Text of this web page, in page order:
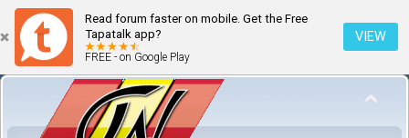
Read forum faster on mobile. Get the Free
Tapatalk app?
FREE - on Google Play
VIEW